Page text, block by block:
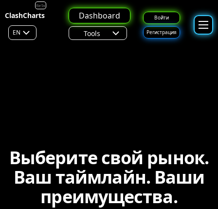
ClashCharts
Beta
EN
Dashboard
Tools
Войти
Регистрация
Выберите свой рынок.
Ваш таймлайн. Ваши
преимущества.